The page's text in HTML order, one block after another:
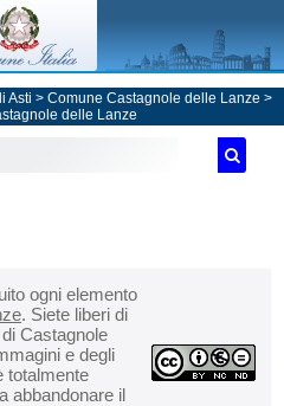
Asti > Comune Castagnole delle Lanze >
delle Lanze
ogni elemento
. Siete liberi di
Castagnole
e degli
totalmente
abbandonare il